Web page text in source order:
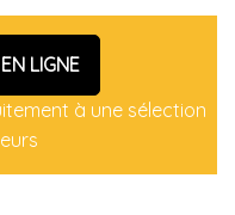
LIGNE
à une sélection